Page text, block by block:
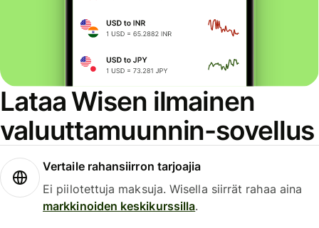
Lataa Wisen ilmainen
valuuttamuunnin-sovellus
Vertaile rahansiirron tarjoajia
Ei piilotettuja maksuja. Wisella siirrät rahaa aina
markkinoiden keskikurssilla.